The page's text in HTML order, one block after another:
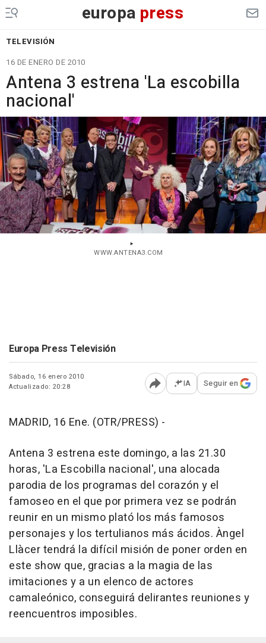
europa press
TELEVISIÓN
16 DE ENERO DE 2010
Antena 3 estrena 'La escobilla
nacional'
WWW.ANTENA3.COM
Europa Press Televisión
Sábado, 16 enero 2010
Actualizado: 20:28
Abrir opciones para
IA Seguir en
MADRID, 16 Ene. (OTR/PRESS) -
Antena 3 estrena este domingo, a las 21.30
horas, 'La Escobilla nacional', una alocada
parodia de los programas del corazón y el
famoseo en el que por primera vez se podrán
reunir en un mismo plató los más famosos
personajes y los tertulianos más ácidos. Àngel
Llàcer tendrá la difícil misión de poner orden en
este show que, gracias a la magia de las
imitaciones y a un elenco de actores
camaleónico, conseguirá delirantes reuniones y
reencuentros imposibles.